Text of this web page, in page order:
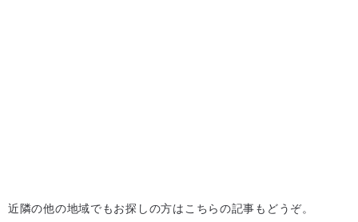
近隣の他の地域でもお探しの方はこちらの記事もどうぞ。